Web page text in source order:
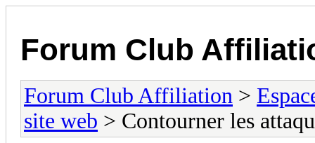
Forum Club
Forum Club Affiliation >
site web > Contourner les